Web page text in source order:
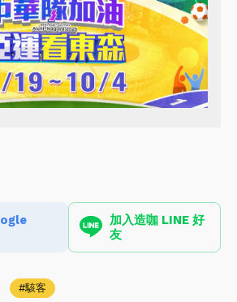
加入造咖 LINE 好
友
駭客